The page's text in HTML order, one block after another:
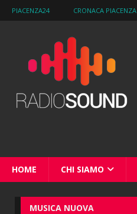
PIACENZA24 CRONACA PIACENZA
HOME CHI SIAMO
MUSICA NUOVA